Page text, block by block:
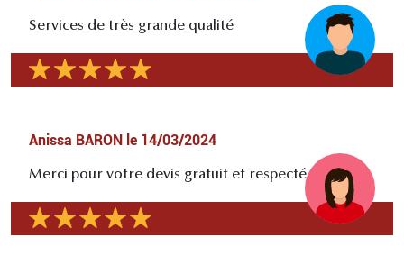
Services de très grande qualité
Anissa BARON le 14/03/2024
Merci pour votre devis gratuit et respecté